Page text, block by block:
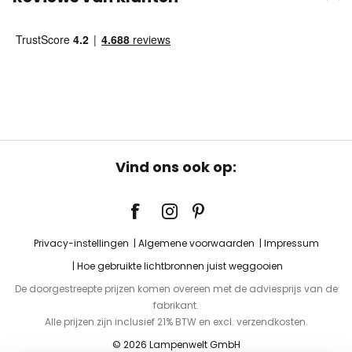
Vind ons ook op:
Privacy-instellingen Algemene voorwaarden
Impressum
Hoe gebruikte lichtbronnen juist weggooien
De doorgestreepte prijzen komen overeen met de adviesprijs van de
fabrikant.
Alle prijzen zijn inclusief 21% BTW en excl. verzendkosten.
© 2026 Lampenwelt GmbH